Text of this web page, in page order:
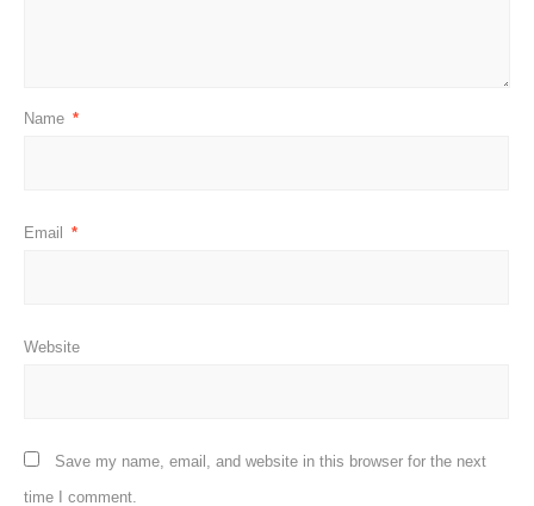
Name *
Email *
Website
Save my name, email, and website in this browser for the next
time I comment.